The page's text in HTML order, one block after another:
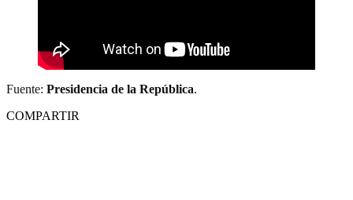
Fuente: Presidencia de la República.
COMPARTIR